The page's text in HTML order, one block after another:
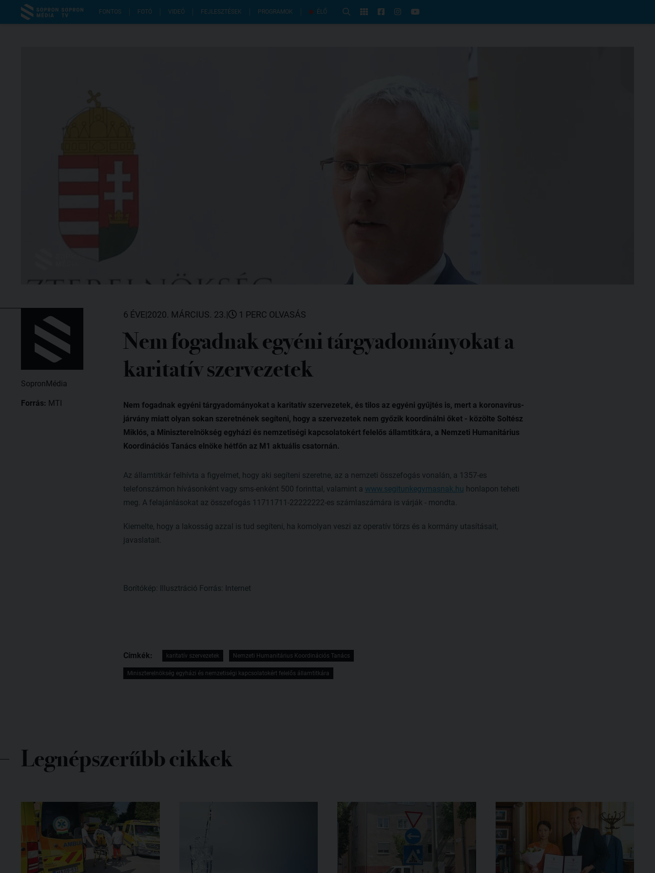
FONTOS FOTÓ VIDEÓ FEJLESZTÉSEK PROGRAMOK ÉLŐ
SopronMédia
Forrás: MTI
6 ÉVE|2020. MÁRCIUS. 23.| 1 PERC OLVASÁS
Nem fogadnak egyéni tárgyadományokat a
karitatív szervezetek
Nem fogadnak egyéni tárgyadományokat a karitatív szervezetek, és tilos az egyéni gyűjtés is, mert a koronavírus-
járvány miatt olyan sokan szeretnének segíteni, hogy a szervezetek nem győzik koordinálni őket - közölte Soltész
Miklós, a Miniszterelnökség egyházi és nemzetiségi kapcsolatokért felelős államtitkára, a Nemzeti Humanitárius
Koordinációs Tanács elnöke hétfőn az M1 aktuális csatornán.
Az államtitkár felhívta a figyelmet, hogy aki segíteni szeretne, az a nemzeti összefogás vonalán, a 1357-es
telefonszámon hívásonként vagy sms-enként 500 forinttal, valamint a www.segitunkegymasnak.hu honlapon teheti
meg. A felajánlásokat az összefogás 11711711-22222222-es számlaszámára is várják - mondta.
Kiemelte, hogy a lakosság azzal is tud segíteni, ha komolyan veszi az operatív törzs és a kormány utasításait,
javaslatait.
Borítókép: Illusztráció Forrás: Internet
Címkék: karitatív szervezetek Nemzeti Humanitárius Koordinációs Tanács
Miniszterelnökség egyházi és nemzetiségi kapcsolatokért felelős államtitkára
Legnépszerűbb cikkek